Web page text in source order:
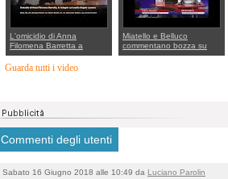
L'omicidio di Anna
Filomena Barretta a
Marano, le indagini dei
carabinieri di Vicenza sul
Miatello e Belluco
commentano bozza su
ristori BPVi e Veneto
Guarda tutti i video
Commenti degli utenti
Sabato 16 Giugno 2018 alle 10:49 da Luciano Parolin